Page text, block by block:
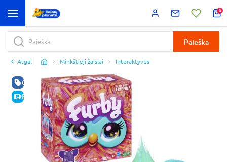
0
Paieška
Atgal Minkštieji žaislai Interaktyvūs
GERA KAINA
E-KAINA